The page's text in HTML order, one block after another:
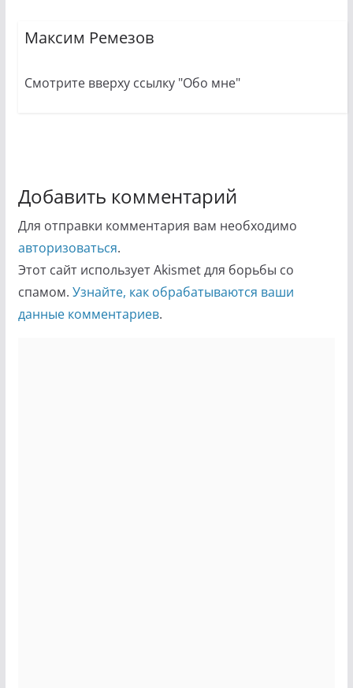
Максим Ремезов
Смотрите вверху ссылку "Обо мне"
Добавить комментарий
Для отправки комментария вам необходимо
авторизоваться.
Этот сайт использует Akismet для борьбы со
спамом. Узнайте, как обрабатываются ваши
данные комментариев.